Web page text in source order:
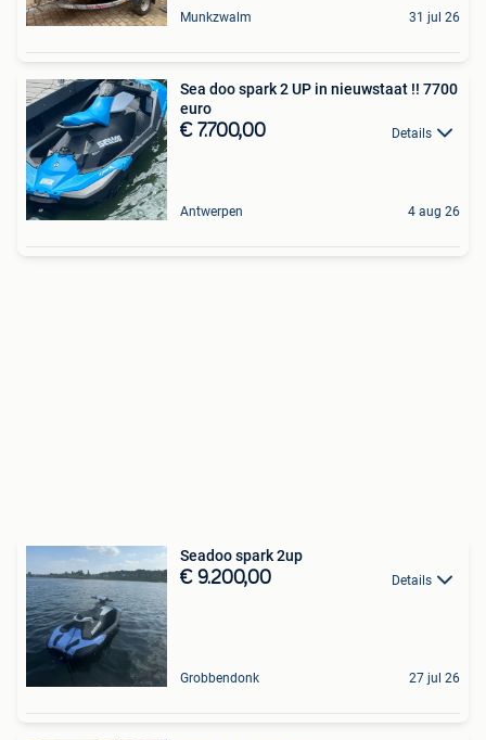
Munkzwalm 31 jul 26
Sea doo spark 2 UP in nieuwstaat !! 7700
euro
€ 7.700,00 Details
Antwerpen 4 aug 26
Seadoo spark 2up
€ 9.200,00 Details
Grobbendonk 27 jul 26